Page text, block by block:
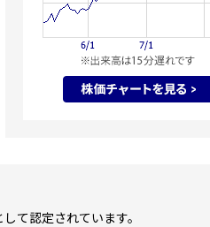
て認定されています。